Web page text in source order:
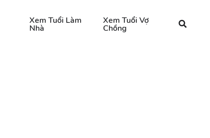
Xem Tuổi Làm
Nhà
Xem Tuổi Vợ
Chồng